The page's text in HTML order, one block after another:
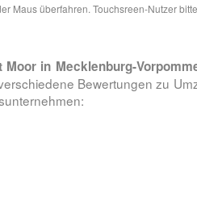
Maus überfahren. Touchsreen-Nutzer
in Mecklenburg-
Bewertungen zu